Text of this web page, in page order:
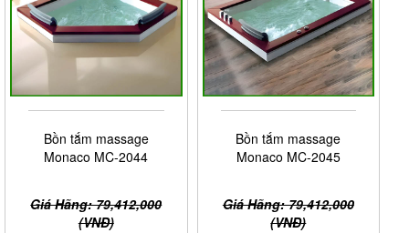
Bồn tắm massage
Monaco MC-2044
Giá Hãng: 79,412,000
(VNĐ)
Bồn tắm massage
Monaco MC-2045
Giá Hãng: 79,412,000
(VNĐ)